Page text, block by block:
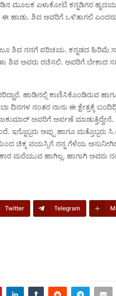
ಏಳುಕೋಟಿ ಕನ್ನಡಿಗರ ಹೃದಯಕ್ಕೆ
ಈ ಹಾಡು. ಶಿವ ಅವರಿಗೆ ಒಳಿತಾಗಲಿ
ಶಿವ ನನಗೆ ಪರಿಚಯ. ಕನ್ನಡದ ಹಿರಿಮೆ
ಶಿವ ಅವರು ರಚಿಸಲಿ. ಅವರಿಗೆ ಬೇಕಾದ
ಹಾಡಿನಲ್ಲಿ ಕಾಣಿಸಿಕೊಂಡಿರುವ
ದಿನಗಳ ನಂತರ ನಾನು ಈ ಕ್ಷೇತ್ರಕ್ಕೆ
ಅವರಿಗೆ ಅರ್ಪಣೆ ಮಾಡುತ್ತಿದ್ದೇನೆ.
ಇನ್ನೊಬ್ಬರು ಅಪ್ಪು ಹಾಗೂ
ವಯಸ್ಸಿಗೆ ನನ್ನ ಗೆಳೆಯ
ಮರೆಯುವ ಹಾಗಿಲ್ಲ. ಹಾಗಾಗಿ ಅವರು
Twitter Telegram